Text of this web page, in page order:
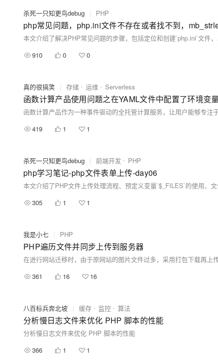
杀死一只知更鸟debug | PHP
910 0 0
真的很搞笑 | 存储 运维 Serverless
函数计算产品使用问题之在YAML文件中配置了环境
419 1 1
杀死一只知更鸟debug | 前端开发 PHP
php学习笔记-php文件表单上传-day06
305 1 1
我是小七 | PHP
PHP遍历文件并同步上传到服务器
361 16 16
八百标兵奔北坡 | 缓存 监控 算法
分析慢日志文件来优化 PHP 脚本的性能
分析慢日志文件来优化 PHP 脚本的性能
366
1 1